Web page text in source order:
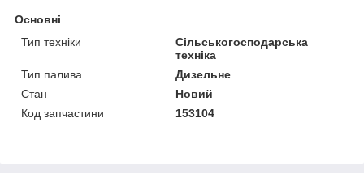
Основні
Тип техніки
Сільськогосподарська
техніка
Тип палива
Дизельне
Стан
Новий
Код запчастини
153104